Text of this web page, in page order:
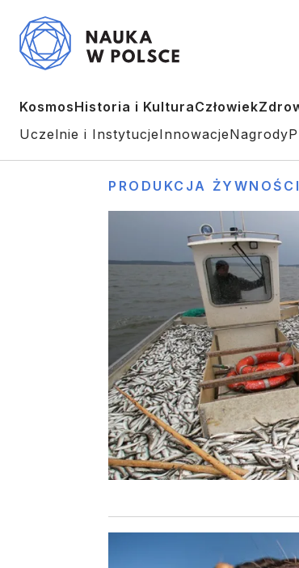
KosmosHistoria i KulturaCzłowiek
Uczelnie i InstytucjeInnowacjeNagrody
PRODUKCJA ŻYWNOŚCI